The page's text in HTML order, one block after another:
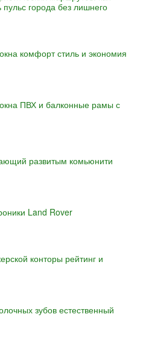
пульс города без лишнего
комфорт стиль и экономия
ПВХ и балконные рамы с
развитым комьюнити
Land Rover
конторы рейтинг и
зубов естественный